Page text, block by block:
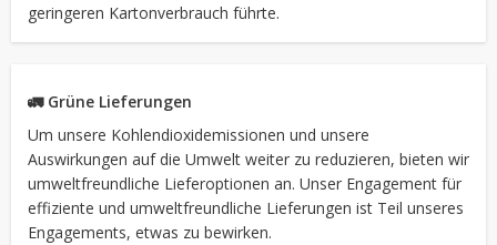
geringeren Kartonverbrauch führte.
🚛 Grüne Lieferungen
Um unsere Kohlendioxidemissionen und unsere
Auswirkungen auf die Umwelt weiter zu reduzieren, bieten wir
umweltfreundliche Lieferoptionen an. Unser Engagement für
effiziente und umweltfreundliche Lieferungen ist Teil unseres
Engagements, etwas zu bewirken.